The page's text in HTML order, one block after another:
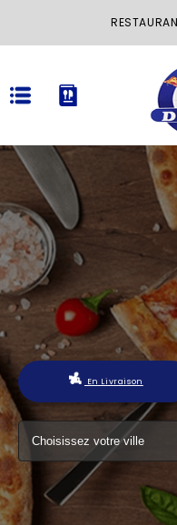
ACCUEIL
LA CARTE
VOTRE COMPTE
NOTRE RESTAURANT
VOS AVIS
MENTIONS LÉGALES
C.G.V
En Livraison